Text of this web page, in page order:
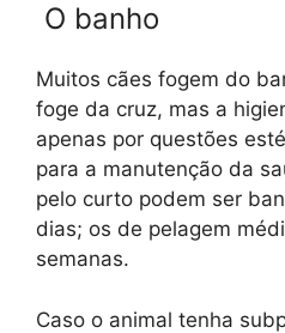
O banho
Muitos cães fogem do
foge da cruz, mas a
apenas por questões
para a manutenção da
pelo curto podem ser
dias; os de pelagem
semanas.
Caso o animal tenha